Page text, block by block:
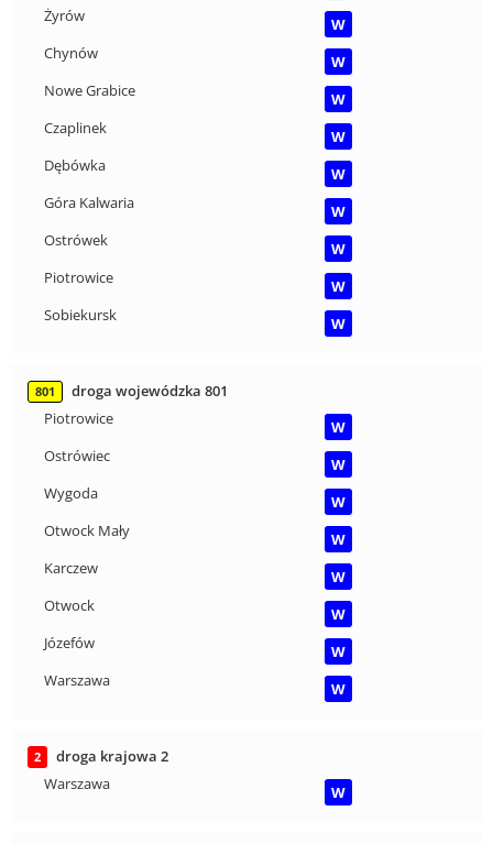
Żyrów
W
Chynów
W
Nowe Grabice
W
Czaplinek
W
Dębówka
W
Góra Kalwaria
W
Ostrówek
W
Piotrowice
W
Sobiekursk
W
801
droga wojewódzka 801
Piotrowice
W
Ostrówiec
W
Wygoda
W
Otwock Mały
W
Karczew
W
Otwock
W
Józefów
W
Warszawa
W
2
droga krajowa 2
Warszawa
W